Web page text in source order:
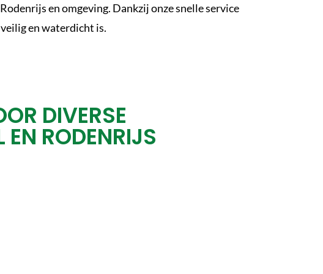
en omgeving. Dankzij onze snelle service
en waterdicht is.
DIVERSE
RODENRIJS